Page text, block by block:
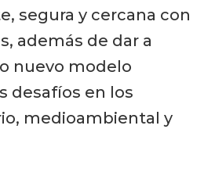
segura y cercana con
además de dar a
nuevo modelo
desafíos en los
medioambiental y